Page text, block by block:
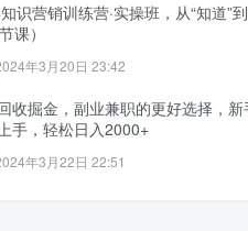
识营销训练营·实操班，从“知道”
课）
年3月20日 23:42
收掘金，副业兼职的更好选择，新
手，轻松日入2000+
年3月22日 22:51